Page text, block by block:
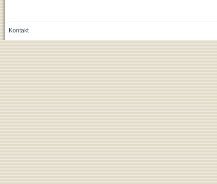
Kontakt